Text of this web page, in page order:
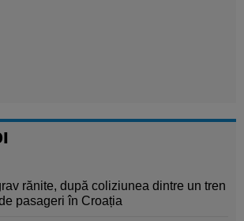
rănite, după coliziunea dintre un tren
pasageri în Croația